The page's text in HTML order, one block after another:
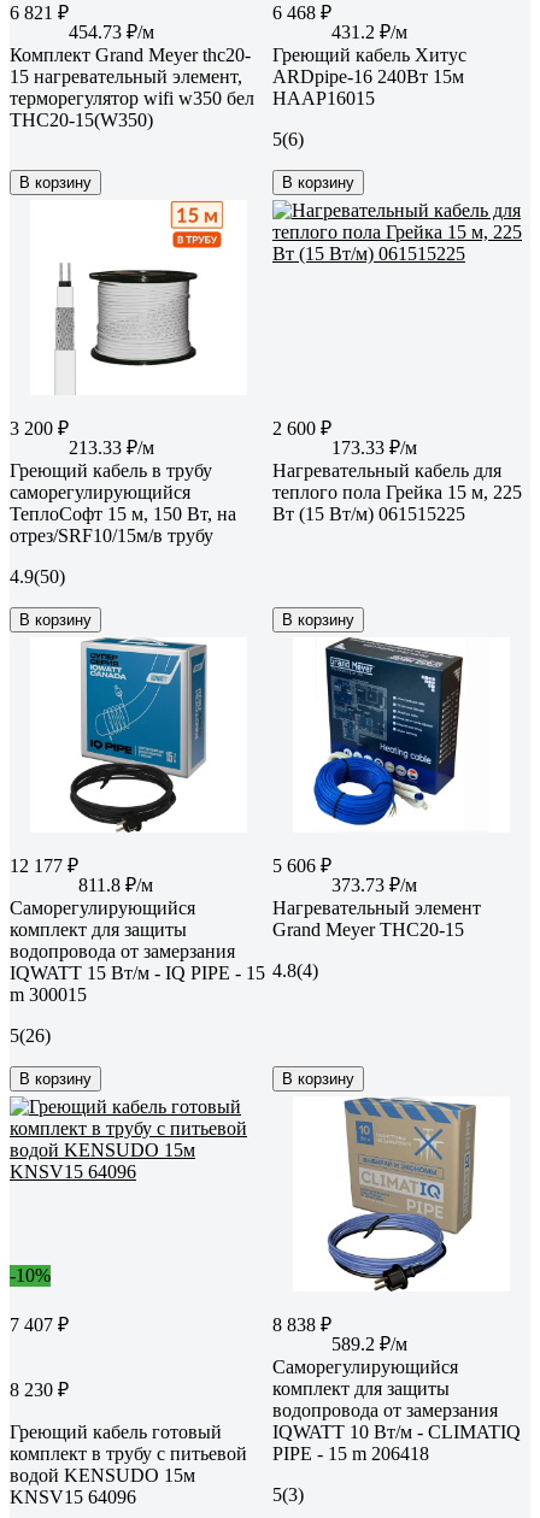
6 821 ₽
454.73 ₽/м
Комплект Grand Meyer thc20-
15 нагревательный элемент,
терморегулятор wifi w350 бел
THC20-15(W350)
В корзину
6 468 ₽
431.2 ₽/м
Греющий кабель Хитус
ARDpipe-16 240Вт 15м
HAAP16015
5(6)
В корзину
3 200 ₽
213.33 ₽/м
Греющий кабель в трубу
саморегулирующийся
ТеплоСофт 15 м, 150 Вт, на
отрез/SRF10/15м/в трубу
4.9(50)
В корзину
2 600 ₽
173.33 ₽/м
Нагревательный кабель для
теплого пола Грейка 15 м, 225
Вт (15 Вт/м) 061515225
В корзину
12 177 ₽
811.8 ₽/м
Саморегулирующийся
комплект для защиты
водопровода от замерзания
IQWATT 15 Вт/м - IQ PIPE - 15
m 300015
5(26)
В корзину
5 606 ₽
373.73 ₽/м
Нагревательный элемент
Grand Meyer THC20-15
4.8(4)
В корзину
-10%
7 407 ₽
8 230 ₽
Греющий кабель готовый
комплект в трубу с питьевой
водой KENSUDO 15м
KNSV15 64096
8 838 ₽
589.2 ₽/м
Саморегулирующийся
комплект для защиты
водопровода от замерзания
IQWATT 10 Вт/м - CLIMATIQ
PIPE - 15 m 206418
5(3)